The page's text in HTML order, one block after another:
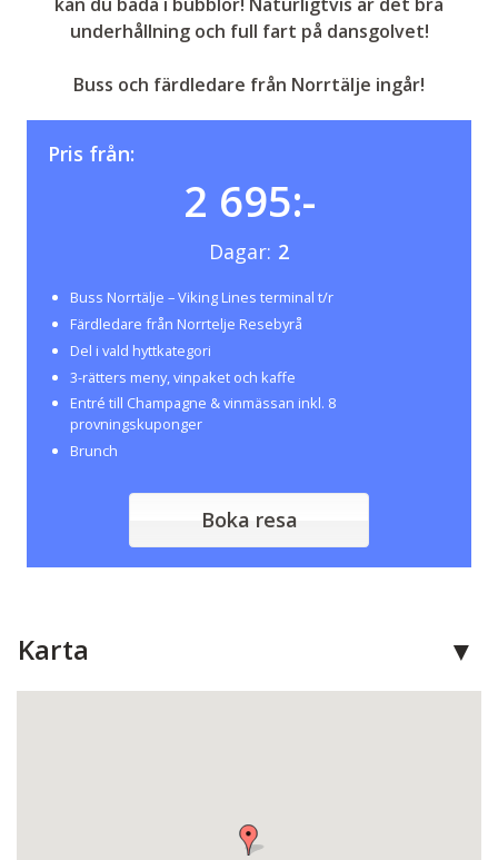
underhållning och full fart på dansgolvet!
Buss och färdledare från Norrtälje ingår!
Pris från:
2 695:-
Dagar: 2
Buss Norrtälje – Viking Lines terminal t/r
Färdledare från Norrtelje Resebyrå
Del i vald hyttkategori
3-rätters meny, vinpaket och kaffe
Entré till Champagne & vinmässan inkl. 8
provningskuponger
Brunch
Boka resa
Karta